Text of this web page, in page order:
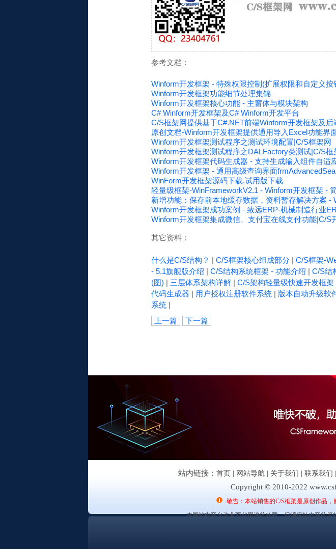
参考文档：
Winform开发框架 - 特殊权限控制(扩展权限和自定义按
Winform开发框架功能细节处理集锦
Winform开发框架核心功能 - 主窗体与模块架构
C# Winform开发框架及C# Winform开发平台
C/S框架网提供基于C#.NET前端Winform开发框架及后
原创文档-Winform开发框架提供通用导入Excel功能界
Winform开发框架测试程序之测试环境配置|C/S框架网
Winform开发框架测试程序之DALFactory类测试|C/S框
Winform开发框架代码生成器 - 支持生成输入组件自适
Winform开发框架 - 通用高级查询界面
WinForm开发框架源码下载,试用版下载
轻量级框架-WinFrameworkV2.1 - Winform开发框架 -
新增功能：保存前本地缓存数据，资料暂存解决方案 -
Winform开发框架成功案例 - 致远ERP-机械制造行业
Winform开发框架集成微信、支付宝在线支付功能|C/S
其它资料：
什么是C/S结构？ | C/S框架核心组成部分| C/S框架-
- 5.1旗舰版介绍 | C/S结构系统框架 - 功能介绍 | C/S结
(图) | 三层体系架构详解| C/S架构轻量级快速开发框架
代码生成器 | 用户授权注册软件系统| 版本自动升级软
系统|
上一篇
下一篇
站内链接： 首页| 网站导航 | 关于我们 | 联系我们 |
Copyright © 2010-2022
敬告：本站销售的C/S框架是原创作品
本网站内容允许非商业用途的转载，但须保持内容的